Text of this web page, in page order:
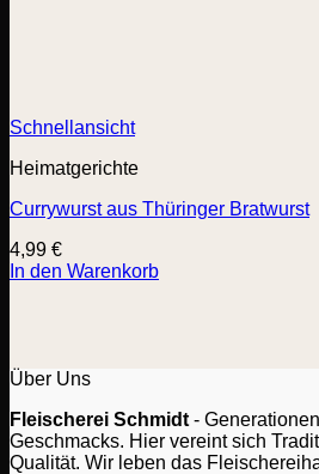
Schnellansicht
Heimatgerichte
Currywurst aus Thüringer Bratwurst
4,99 €
In den Warenkorb
Über Uns
Fleischerei Schmidt -
Geschmacks. Hier vereint sich
Qualität. Wir leben das